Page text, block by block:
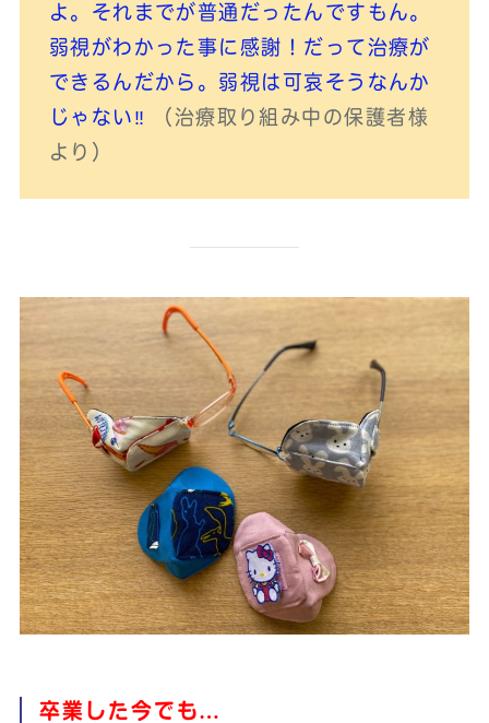
よ。それまでが普通だったんですもん。
弱視がわかった事に感謝！だって治療が
できるんだから。弱視は可哀そうなんか
じゃない‼
（治療取り組み中の保護者様
より）
卒業した今でも…